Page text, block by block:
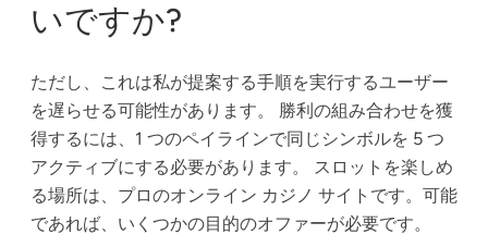
いですか?
ただし、これは私が提案する手順を実行するユーザー
を遅らせる可能性があります。 勝利の組み合わせを獲
得するには、1 つのペイラインで同じシンボルを 5 つ
アクティブにする必要があります。 スロットを楽しめ
る場所は、プロのオンライン カジノ サイトです。可能
であれば、いくつかの目的のオファーが必要です。